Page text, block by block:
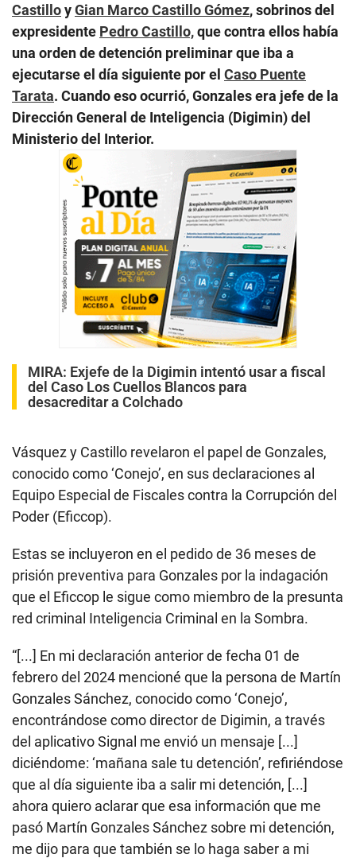
CastilloyGian Marco Castillo Gómez, sobrinos del
expresidente Pedro Castillo,que contra ellos había
una orden de detención preliminar que iba a
ejecutarse el día siguiente por el Caso Puente
Tarata. Cuando eso ocurrió, Gonzales era jefe de la
Dirección General de Inteligencia (Digimin) del
Ministerio del Interior.
MIRA: Exjefe de la Digimin intentó usar a fiscal
del Caso Los Cuellos Blancos para
desacreditar a Colchado
Vásquez y Castillo revelaron el papel de Gonzales,
conocido como ‘Conejo’, en sus declaraciones al
Equipo Especial de Fiscales contra la Corrupción del
Poder (Eficcop).
Estas se incluyeron en el pedido de 36 meses de
prisión preventiva para Gonzales por la indagación
que el Eficcop le sigue como miembro de la presunta
red criminal Inteligencia Criminal en la Sombra.
“[...] En mi declaración anterior de fecha 01 de
febrero del 2024 mencioné que la persona de Martín
Gonzales Sánchez, conocido como ‘Conejo’,
encontrándose como director de Digimin, a través
del aplicativo Signal me envió un mensaje [...]
diciéndome: ‘mañana sale tu detención’, refiriéndose
que al día siguiente iba a salir mi detención, [...]
ahora quiero aclarar que esa información que me
pasó Martín Gonzales Sánchez sobre mi detención,
me dijo para que también se lo haga saber a mi